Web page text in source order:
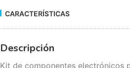
CARACTERÍSTICAS
Descripción
Kit de componentes electrónicos